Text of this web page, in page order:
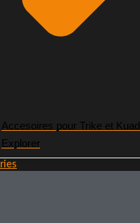
Accesoires pour Trike et Kuad
Explorer